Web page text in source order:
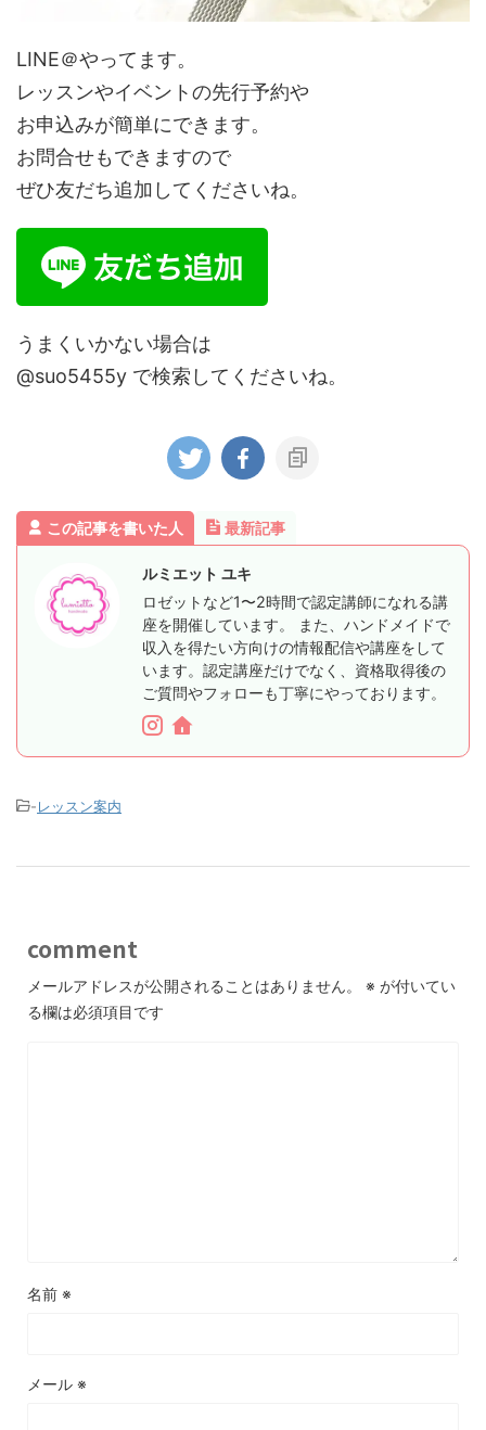
LINE＠やってます。
レッスンやイベントの先行予約や
お申込みが簡単にできます。
お問合せもできますので
ぜひ友だち追加してくださいね。
うまくいかない場合は
@suo5455y で検索してくださいね。
この記事を書いた人 最新記事
ルミエット ユキ
ロゼットなど1〜2時間で認定講師になれる講
座を開催しています。 また、ハンドメイドで
収入を得たい方向けの情報配信や講座をして
います。認定講座だけでなく、資格取得後の
ご質問やフォローも丁寧にやっております。
-レッスン案内
comment
メールアドレスが公開されることはありません。 ※ が付いてい
る欄は必須項目です
名前 ※
メール ※